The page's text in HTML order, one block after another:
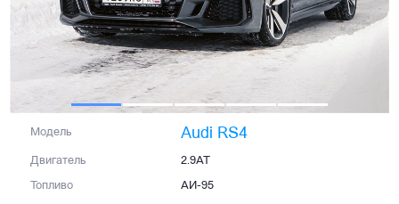
Модель Audi RS4
Двигатель 2.9AT
Топливо АИ-95